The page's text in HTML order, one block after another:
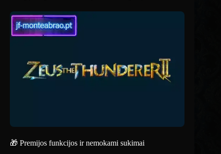
🎁 Premijos funkcijos ir nemokami sukimai